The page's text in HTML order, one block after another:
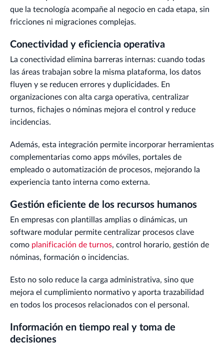
que la tecnología acompañe al negocio en cada etapa, sin
fricciones ni migraciones complejas.
Conectividad y eficiencia operativa
La conectividad elimina barreras internas: cuando todas
las áreas trabajan sobre la misma plataforma, los datos
fluyen y se reducen errores y duplicidades. En
organizaciones con alta carga operativa, centralizar
turnos, fichajes o nóminas mejora el control y reduce
incidencias.
Además, esta integración permite incorporar herramientas
complementarias como apps móviles, portales de
empleado o automatización de procesos, mejorando la
experiencia tanto interna como externa.
Gestión eficiente de los recursos humanos
En empresas con plantillas amplias o dinámicas, un
software modular permite centralizar procesos clave
como planificación de turnos, control horario, gestión de
nóminas, formación o incidencias.
Esto no solo reduce la carga administrativa, sino que
mejora el cumplimiento normativo y aporta trazabilidad
en todos los procesos relacionados con el personal.
Información en tiempo real y toma de
decisiones